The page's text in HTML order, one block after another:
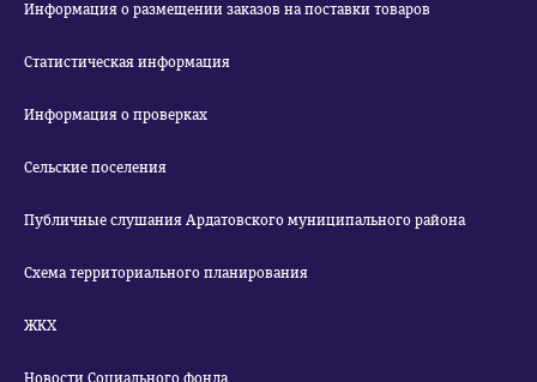
Информация о размещении заказов на поставки товаров
Статистическая информация
Информация о проверках
Сельские поселения
Публичные слушания Ардатовского муниципального района
Схема территориального планирования
ЖКХ
Новости Социального фонда